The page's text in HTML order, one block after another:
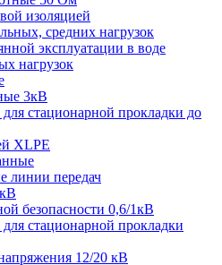
изоляцией
средних нагрузок
эксплуатации в воде
нагрузок
3кВ
стационарной прокладки до
XLPE
линии передач
безопасности 0,6/1кВ
стационарной прокладки
12/20 кВ